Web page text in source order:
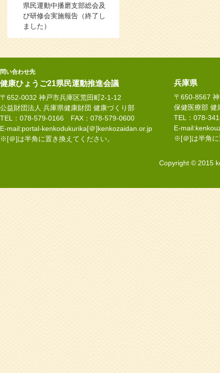
県民運動中播磨支部総会及
び研修会実施報告（終了し
ました）
問い合わせ先
健康ひょうご21県民運動推進会議
〒652-0032 神戸市兵庫区荒田町2-1-12
公益財団法人 兵庫県健康財団 健康づくり部
TEL：078-579-0166 FAX：078-579-0600
E-mail:portal-kenkodukurika[＠]kenkozaidan.or.jp
※[＠]は半角に置き換えてください。
兵庫県
〒650-8567
保健医療部 健
TEL：078-
E-
※[＠]は半角に
Copyright © 2015